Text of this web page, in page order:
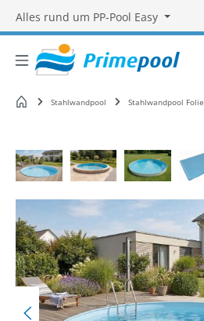
Alles rund um PP-Pool Easy
StartseiteStahlwandpool Stahlwandpool Folie